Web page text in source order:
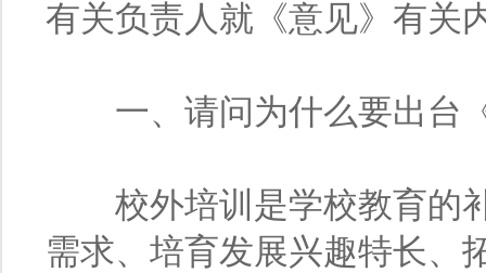
有关负责人就《意见》有关
一、请问为什么要出台
校外培训是学校教育的补
需求、培育发展兴趣特长、